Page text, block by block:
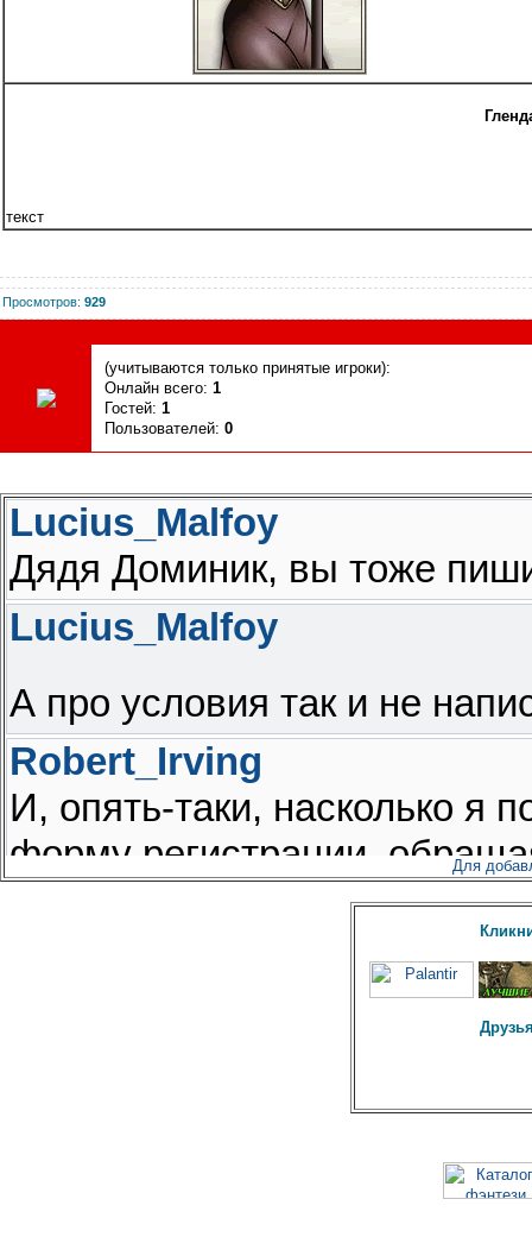
текст
Просмотров: 929
(учитываются только принятые игроки):
Онлайн всего: 1
Гостей: 1
Пользователей: 0
Для